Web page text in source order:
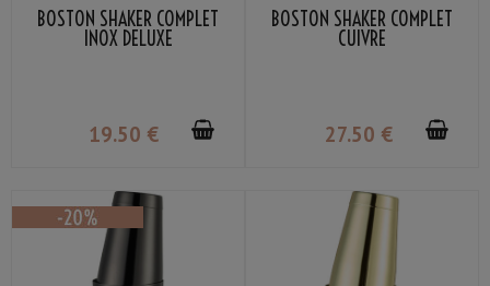
BOSTON SHAKER COMPLET
INOX DELUXE
19.50 €
BOSTON SHAKER COMPLET
CUIVRE
27.50 €